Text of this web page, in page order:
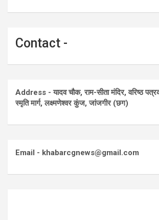
Contact -
Address - यादव चौक, राम-सीता मंदिर, वरिष्ठ
स्मृति मार्ग, लक्ष्मणेश्वर कुंज, जांजगीर (छग)
Email - khabarcgnews@gmail.com